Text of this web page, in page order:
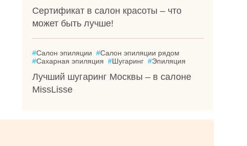
Сертификат в салон красоты – что
может быть лучше!
#Салон эпиляции #Салон эпиляции рядом
#Сахарная эпиляция #Шугаринг #Эпиляция
Лучший шугаринг Москвы – в салоне
MissLisse